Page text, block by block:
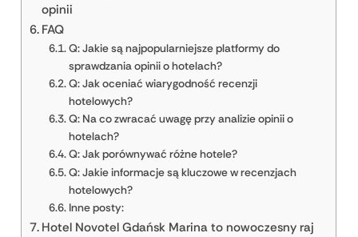
opinii
FAQ
Q: Jakie są najpopularniejsze platformy do
sprawdzania opinii o hotelach?
Q: Jak oceniać wiarygodność recenzji
hotelowych?
Q: Na co zwracać uwagę przy analizie opinii o
hotelach?
Q: Jak porównywać różne hotele?
Q: Jakie informacje są kluczowe w recenzjach
hotelowych?
Inne posty:
Hotel Novotel Gdańsk Marina to nowoczesny raj